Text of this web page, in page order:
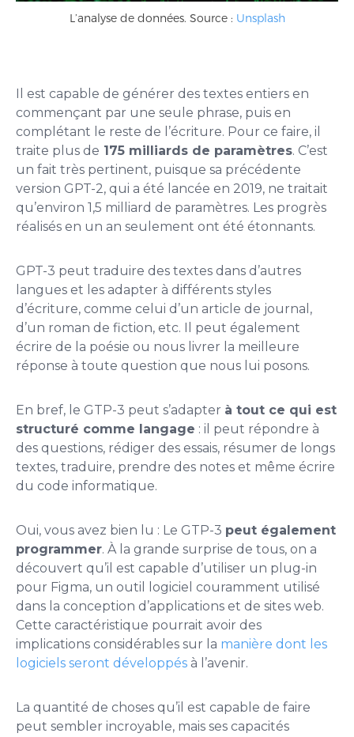
L’analyse de données. Source : Unsplash
Il est capable de générer des textes entiers en
commençant par une seule phrase, puis en
complétant le reste de l’écriture. Pour ce faire, il
traite plus de 175 milliards de paramètres. C’est
un fait très pertinent, puisque sa précédente
version GPT-2, qui a été lancée en 2019, ne traitait
qu’environ 1,5 milliard de paramètres. Les progrès
réalisés en un an seulement ont été étonnants.
GPT-3 peut traduire des textes dans d’autres
langues et les adapter à différents styles
d’écriture, comme celui d’un article de journal,
d’un roman de fiction, etc. Il peut également
écrire de la poésie ou nous livrer la meilleure
réponse à toute question que nous lui posons.
En bref, le GTP-3 peut s’adapter à tout ce qui est
structuré comme langage : il peut répondre à
des questions, rédiger des essais, résumer de longs
textes, traduire, prendre des notes et même écrire
du code informatique.
Oui, vous avez bien lu : Le GTP-3 peut également
programmer. À la grande surprise de tous, on a
découvert qu’il est capable d’utiliser un plug-in
pour Figma, un outil logiciel couramment utilisé
dans la conception d’applications et de sites web.
Cette caractéristique pourrait avoir des
implications considérables sur la manière dont les
logiciels seront développés à l’avenir.
La quantité de choses qu’il est capable de faire
peut sembler incroyable, mais ses capacités